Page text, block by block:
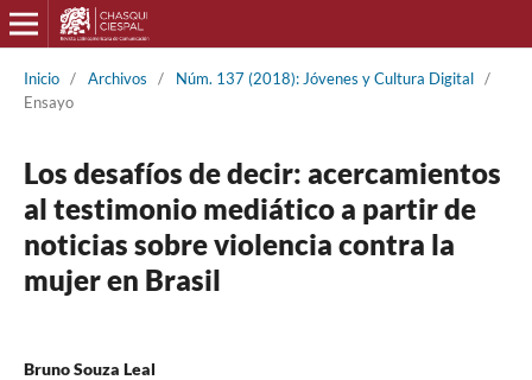
Inicio / Archivos / Núm. 137 (2018): Jóvenes y Cultura Digital /
Ensayo
Los desafíos de decir: acercamientos
al testimonio mediático a partir de
noticias sobre violencia contra la
mujer en Brasil
Bruno Souza Leal